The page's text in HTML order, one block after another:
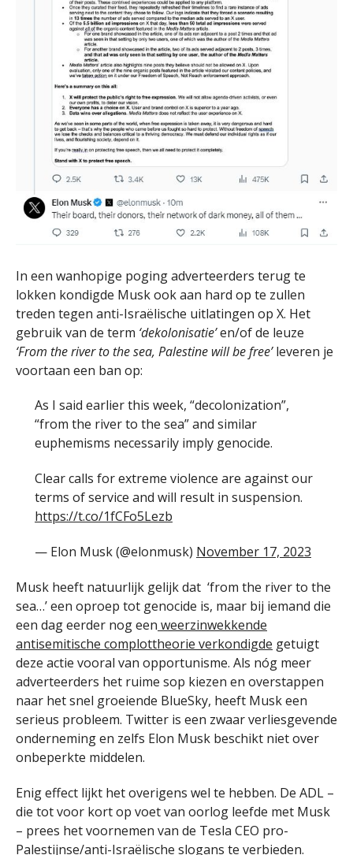
In een wanhopige poging adverteerders terug te
lokken kondigde Musk ook aan hard op te zullen
treden tegen anti-Israëlische uitlatingen op X. Het
gebruik van de term ‘dekolonisatie’en/of de leuze
‘From the river to the sea, Palestine will be free’leveren je
voortaan een ban op:
As I said earlier this week, “decolonization”,
“from the river to the sea” and similar
euphemisms necessarily imply genocide.
Clear calls for extreme violence are against our
terms of service and will result in suspension.
https://t.co/1fCFo5Lezb
— Elon Musk (@elonmusk) November 17, 2023
Musk heeft natuurlijk gelijk dat ‘from the river to the
sea…’ een oproep tot genocide is, maar bij iemand die
een dag eerder nog een weerzinwekkende
antisemitische complottheorie verkondigde getuigt
deze actie vooral van opportunisme. Als nóg meer
adverteerders het ruime sop kiezen en overstappen
naar het snel groeiende BlueSky, heeft Musk een
serieus probleem. Twitter is een zwaar verliesgevende
onderneming en zelfs Elon Musk beschikt niet over
onbeperkte middelen.
Enig effect lijkt het overigens wel te hebben. De ADL –
die tot voor kort op voet van oorlog leefde met Musk
– prees het voornemen van de Tesla CEO pro-
Palestijnse/anti-Israëlische slogans te verbieden.